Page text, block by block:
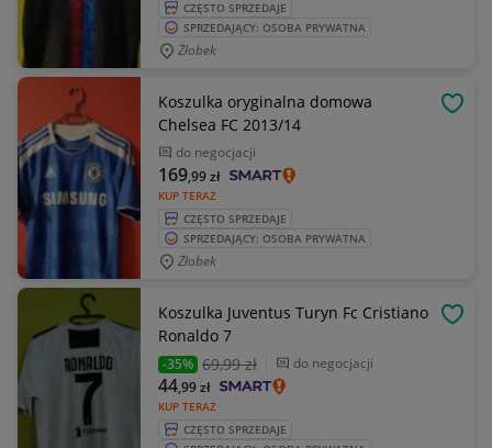
CZĘSTO SPRZEDAJE
SPRZEDAJĄCY: OSOBA PRYWATNA
Żłobek
Koszulka oryginalna domowa
Chelsea FC 2013/14
do negocjacji
KUP TERAZ
169,99zł
CZĘSTO SPRZEDAJE
SPRZEDAJĄCY: OSOBA PRYWATNA
Żłobek
Koszulka Juventus Turyn Fc Cristiano
Ronaldo 7
-35% 69,99 zł do negocjacji
KUP TERAZ
44,99zł
CZĘSTO SPRZEDAJE